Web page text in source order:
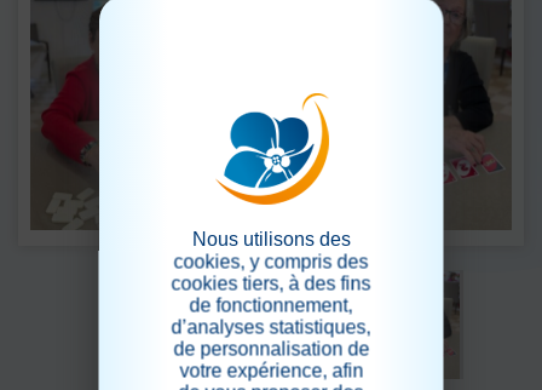
Nous utilisons des
cookies, y compris des
cookies tiers, à des fins
de fonctionnement,
d’analyses statistiques,
de personnalisation de
votre expérience, afin